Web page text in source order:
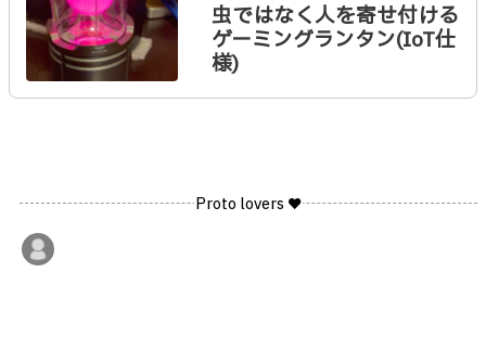
虫ではなく人を寄せ付ける
ゲーミングランタン(IoT仕
様)
Proto lovers ♥